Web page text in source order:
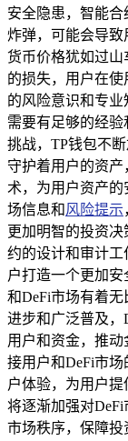
安全隐患，智能
炸弹，可能会导
货币价格犹如过
的损失，用户在使
的风险意识和专业
需要有足够的经
挑战，TP钱包不
守护着用户的资
术，为用户资产
场信息和风险提示
更加明智的投资
约的设计和审计工
户打造一个更加
和DeFi市场有着
进步和广泛普及，
用户和资金，推
接用户和DeFi市
户体验，为用户
将逐渐加强对
市场秩序，保障投